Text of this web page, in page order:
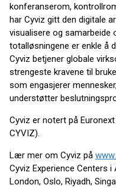
konferanserom,
har Cyviz gitt den digitale
visualisere og samarbeide
totalløsningene er enkle å
Cyviz betjener globale
strengeste kravene til
som engasjerer
understøtter
Cyviz er notert på
CYVIZ).
Lær mer om Cyviz på
Cyviz Experience Centers
London, Oslo, Riyadh,